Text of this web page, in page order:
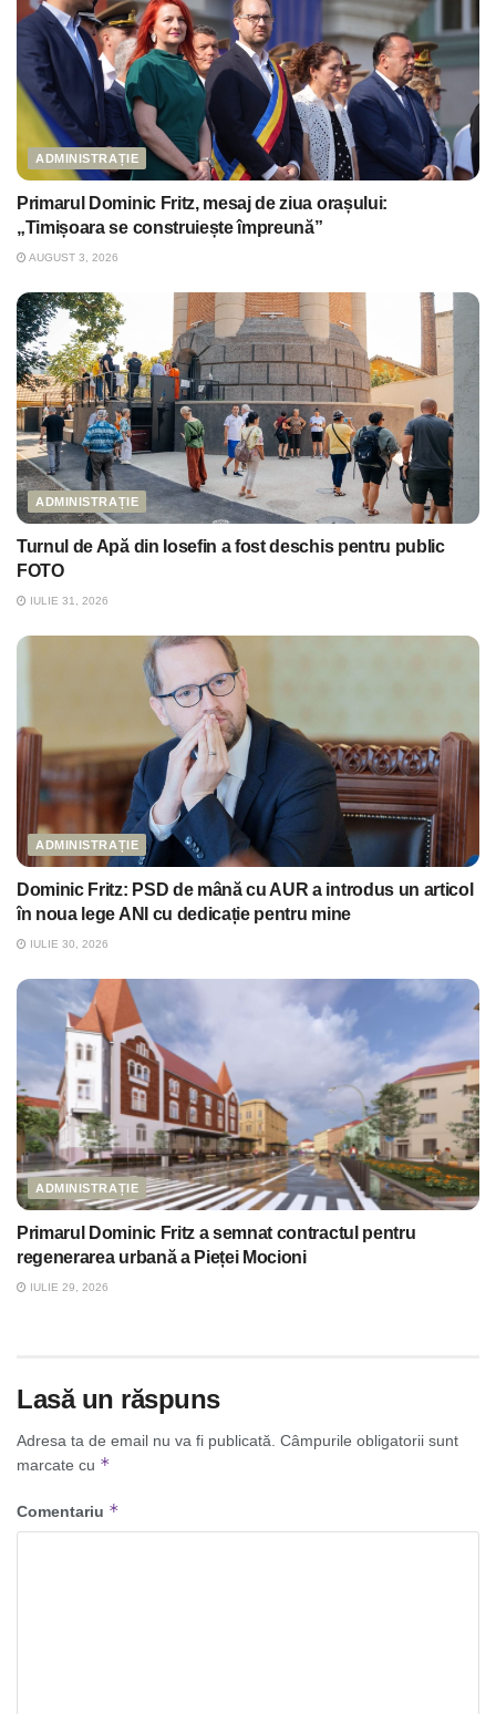
ADMINISTRAȚIE
Primarul Dominic Fritz, mesaj de ziua orașului:
„Timișoara se construiește împreună”
AUGUST 3, 2026
ADMINISTRAȚIE
Turnul de Apă din Iosefin a fost deschis pentru public
FOTO
IULIE 31, 2026
ADMINISTRAȚIE
Dominic Fritz: PSD de mână cu AUR a introdus un articol
în noua lege ANI cu dedicație pentru mine
IULIE 30, 2026
ADMINISTRAȚIE
Primarul Dominic Fritz a semnat contractul pentru
regenerarea urbană a Pieței Mocioni
IULIE 29, 2026
Lasă un răspuns
Adresa ta de email nu va fi publicată. Câmpurile obligatorii sunt
marcate cu *
Comentariu *